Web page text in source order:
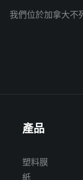
我們位於加拿大不
產品
塑料膜
紙